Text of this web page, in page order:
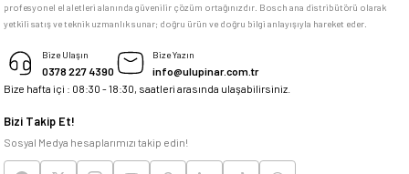
memnun kaldım
Deneyimini Paylaş
profesyonel el aletleri alanında güvenilir çözüm ortağınızdır. Bosch ana distribütörü olarak
yetkili satış ve teknik uzmanlık sunar; doğru ürün ve doğru bilgi anlayışıyla hareket eder.
Bize Ulaşın
0378 227 4390
Bize Yazın
info@ulupinar.com.tr
Bize hafta içi : 08:30 - 18:30, saatleri arasında ulaşabilirsiniz.
Bizi Takip Et!
Sosyal Medya hesaplarımızı takip edin!